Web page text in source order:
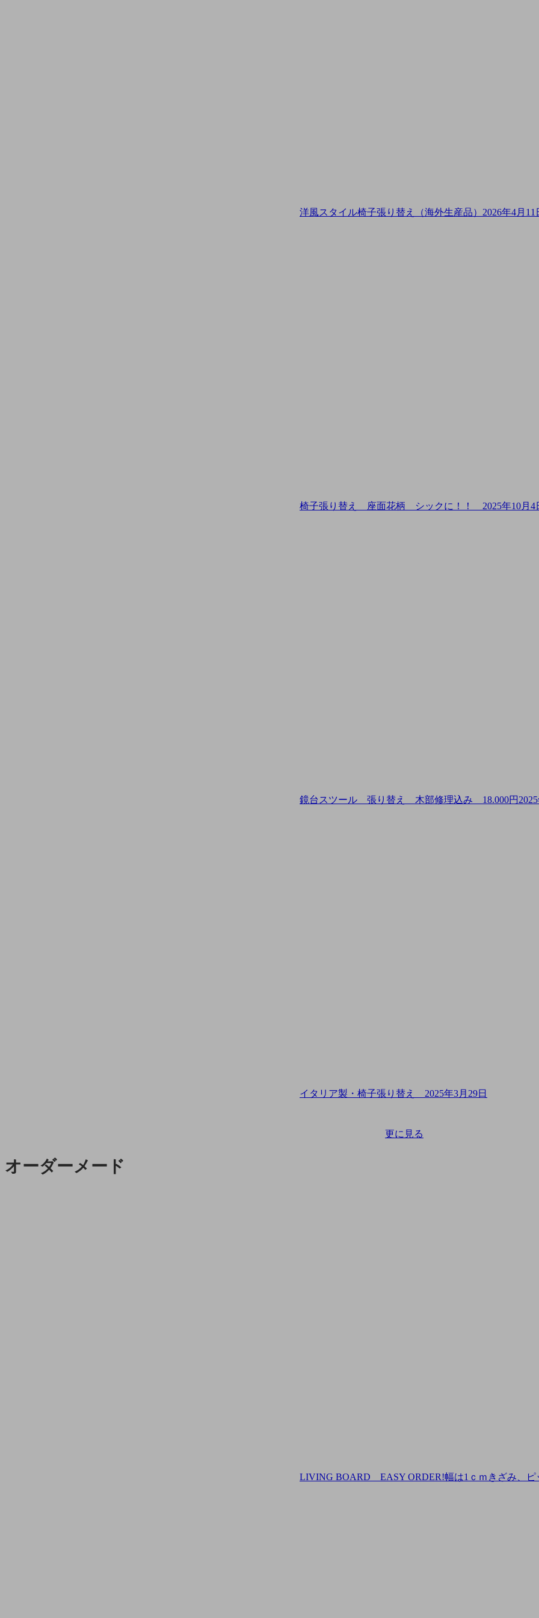
洋風スタイル椅子張り替え（海外生産品） 2026年4月11
椅子張り替え 座面花柄 シックに！！ 2025年10月4
鏡台スツール 張り替え 木部修理込み 18.000円
イタリア製・椅子張り替え 2025年3月29日
更に見る
オーダーメード
LIVING BOARD EASY ORDER!幅は1ｃｍきざみ、ピ